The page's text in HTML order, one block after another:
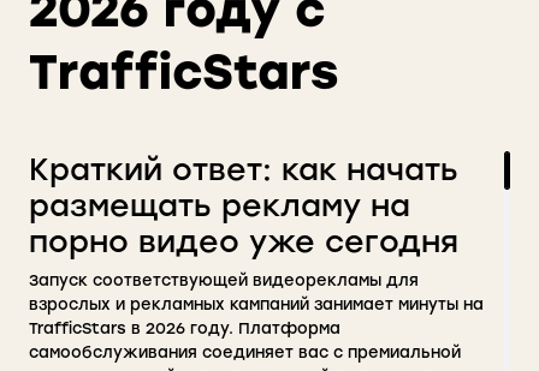
TrafficStars
Краткий ответ: как начать
размещать рекламу на
порно видео уже сегодня
Запуск соответствующей видеорекламы для
взрослых и рекламных кампаний занимает минуты на
TrafficStars в 2026 году. Платформа
самообслуживания соединяет вас с премиальной